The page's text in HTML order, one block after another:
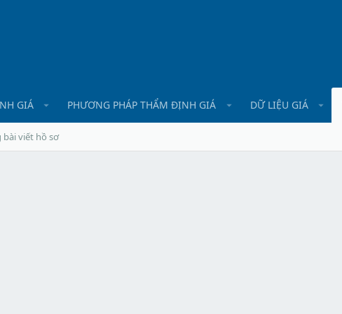
GIÁ PHƯƠNG PHÁP THẨM ĐỊNH GIÁ DỮ LIỆU GIÁ
viết hồ sơ